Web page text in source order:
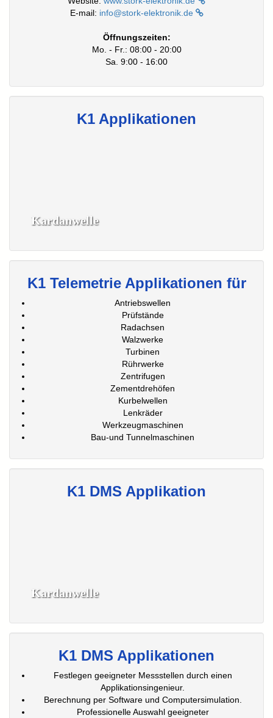
E-mail: info@stork-elektronik.de
Öffnungszeiten:
Mo. - Fr.: 08:00 - 20:00
Sa. 9:00 - 16:00
K1 Applikationen
Kardanwelle
K1 Telemetrie Applikationen für
Antriebswellen
Prüfstände
Radachsen
Walzwerke
Turbinen
Rührwerke
Zentrifugen
Zementdrehöfen
Kurbelwellen
Lenkräder
Werkzeugmaschinen
Bau-und Tunnelmaschinen
K1 DMS Applikation
Kardanwelle
K1 DMS Applikationen
Festlegen geeigneter Messstellen durch einen
Applikationsingenieur.
Berechnung per Software und Computersimulation.
Professionelle Auswahl geeigneter